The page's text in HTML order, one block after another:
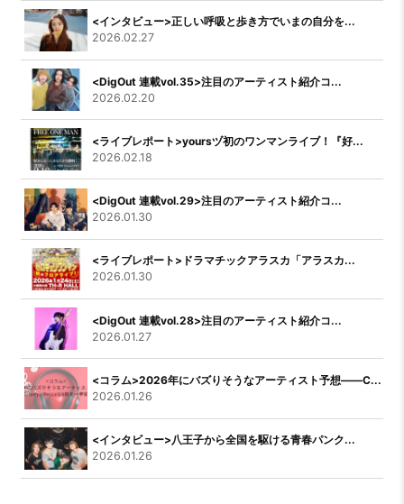
<インタビュー>正しい呼吸と歩き方でいまの自分を...
2026.02.27
<DigOut 連載vol.35>注目のアーティスト紹介コ...
2026.02.20
<ライブレポート>yoursヅ初のワンマンライブ！『好...
2026.02.18
<DigOut 連載vol.29>注目のアーティスト紹介コ...
2026.01.30
<ライブレポート>ドラマチックアラスカ「アラスカ...
2026.01.30
<DigOut 連載vol.28>注目のアーティスト紹介コ...
2026.01.27
<コラム>2026年にバズりそうなアーティスト予想――C...
2026.01.26
<インタビュー>八王子から全国を駆ける青春パンク...
2026.01.26